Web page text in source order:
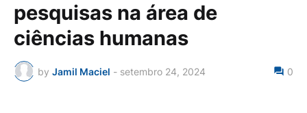
pesquisas na área de
ciências humanas
by Jamil Maciel - setembro 24, 2024 0